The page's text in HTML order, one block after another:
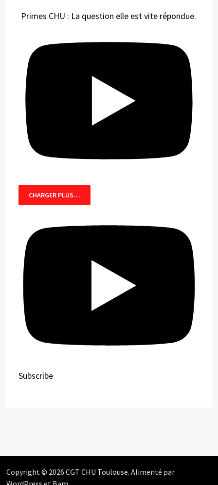
Primes CHU : La question elle est vite répondue.
CHARGER PLUS…
Subscribe
Copyright © 2026CGT CHU Toulouse. Alimenté par